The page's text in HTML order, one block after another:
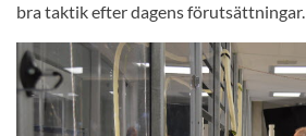
bra taktik efter dagens förutsättningar.